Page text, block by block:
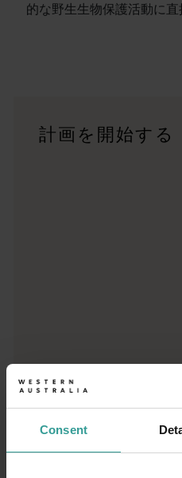
Consent
的な野生生物保護活動に直
<p>あなたの旅のスタイルはど
計画を開始する